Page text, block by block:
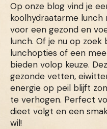
Op onze blog vind je
koolhydraatarme lunch
voor een gezond en
lunch. Of je nu op zoek
lunchopties of een
bieden volop keuze.
gezonde vetten,
energie op peil blijft
te verhogen. Perfect
dieet volgt en een
wil!